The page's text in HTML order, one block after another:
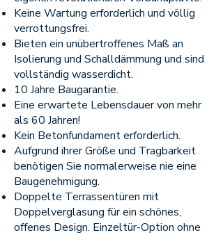
Keine Wartung erforderlich und völlig
verrottungsfrei.
Bieten ein unübertroffenes Maß an
Isolierung und Schalldämmung und sind
vollständig wasserdicht.
10 Jahre Baugarantie.
Eine erwartete Lebensdauer von mehr
als 60 Jahren!
Kein Betonfundament erforderlich.
Aufgrund ihrer Größe und Tragbarkeit
benötigen Sie normalerweise nie eine
Baugenehmigung.
Doppelte Terrassentüren mit
Doppelverglasung für ein schönes,
offenes Design. Einzeltür-Option ohne